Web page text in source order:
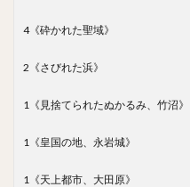
4《砕かれた聖域》
2《さびれた浜》
1《見捨てられたぬかるみ、竹沼》
1《皇国の地、永岩城》
1《天上都市、大田原》